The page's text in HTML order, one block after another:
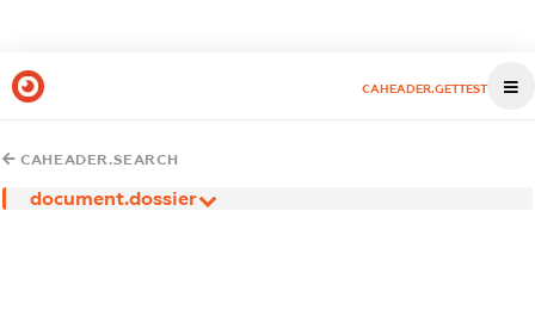
CAHEADER.GETTEST
CAHEADER.SEARCH
document.dossier